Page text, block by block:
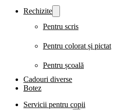
Rechizite
Pentru scris
Pentru colorat și pictat
Pentru școală
Cadouri diverse
Botez
Servicii pentru copii